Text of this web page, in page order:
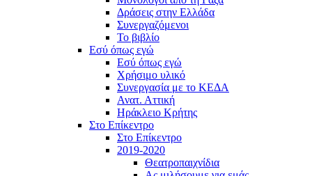
Δράσεις στην Ελλάδα
Συνεργαζόμενοι
To βιβλίο
Εσύ όπως εγώ
Εσύ όπως εγώ
Χρήσιμο υλικό
Συνεργασία με το ΚΕΔΑ
Ανατ. Αττική
Ηράκλειο Κρήτης
Στο Επίκεντρο
Στο Επίκεντρο
2019-2020
Θεατροπαιχνίδια